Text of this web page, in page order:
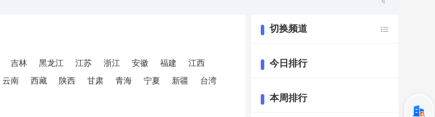
吉林 黑龙江 江苏 浙江 安徽 福建
江西
云南 西藏 陕西 甘肃 青海 宁夏 新疆
台湾
切换频道
今日排行
本周排行